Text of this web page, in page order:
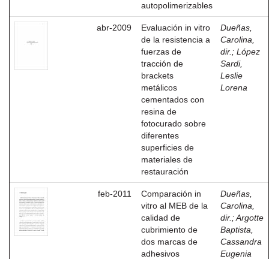
autopolimerizables
abr-2009
Evaluación in vitro
de la resistencia a
fuerzas de
tracción de
brackets
metálicos
cementados con
resina de
fotocurado sobre
diferentes
superficies de
materiales de
restauración
Dueñas,
Carolina,
dir. ; López
Sardi,
Leslie
Lorena
feb-2011
Comparación in
vitro al MEB de la
calidad de
cubrimiento de
dos marcas de
adhesivos
Dueñas,
Carolina,
dir. ;Argotte
Baptista,
Cassandra
Eugenia